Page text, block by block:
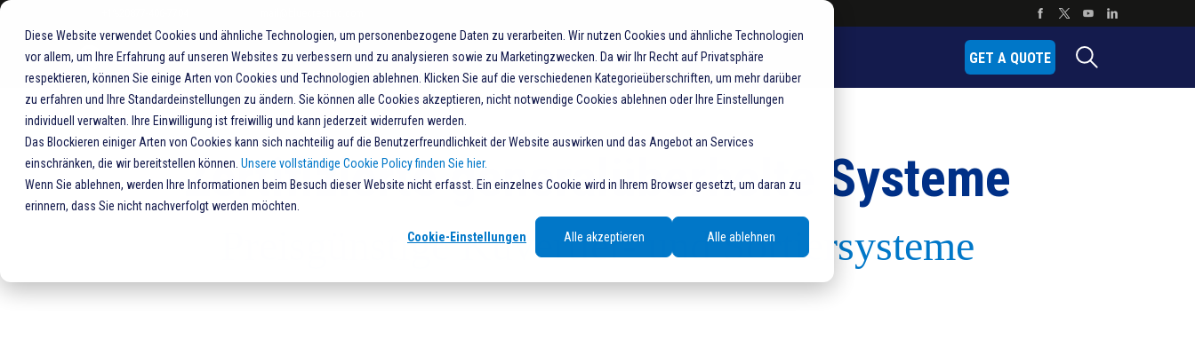
Diese Website verwendet Cookies und ähnliche Technologien, um personenbezogene Daten zu verarbeiten. Wir nutzen Cookies und ähnliche Technologien
vor allem, um Ihre Erfahrung auf unseren Websites zu verbessern und zu analysieren sowie zu Marketingzwecken. Da wir Ihr Recht auf Privatsphäre
respektieren, können Sie einige Arten von Cookies und Technologien ablehnen. Klicken Sie auf die verschiedenen Kategorieüberschriften, um mehr darüber
zu erfahren und Ihre Standardeinstellungen zu ändern. Sie können alle Cookies akzeptieren, nicht notwendige Cookies ablehnen oder Ihre Einstellungen
individuell verwalten. Ihre Einwilligung ist freiwillig und kann jederzeit widerrufen werden.
Das Blockieren einiger Arten von Cookies kann sich nachteilig auf die Benutzerfreundlichkeit der Website auswirken und das Angebot an Services
einschränken, die wir bereitstellen können. Unsere vollständige Cookie Policy finden Sie hier.
Wenn Sie ablehnen, werden Ihre Informationen beim Besuch dieser Website nicht erfasst. Ein einzelnes Cookie wird in Ihrem Browser gesetzt, um daran zu
erinnern, dass Sie nicht nachverfolgt werden möchten.
Cookie-Einstellungen Alle akzeptieren Alle ablehnen
Home Über uns Produkte Services GET A QUOTE
Home Zertifizierte generalüberholte Systeme
Zertifizierte generalüberholte Systeme
Preisgünstige Kuvertier- und Sortiersysteme